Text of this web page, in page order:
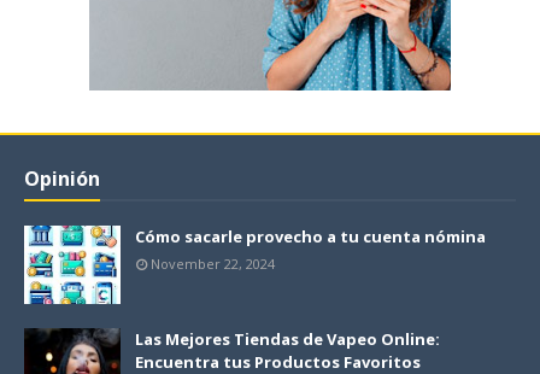
Opinión
Cómo sacarle provecho a tu cuenta nómina
November 22, 2024
Las Mejores Tiendas de Vapeo Online:
Encuentra tus Productos Favoritos